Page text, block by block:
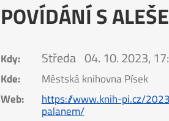
POVÍDÁNÍ S
Kdy: Středa 04. 10. 2023,
Kde:
Městská knihovna Písek
Web:
https://www.knih-pi.cz/
palanem/